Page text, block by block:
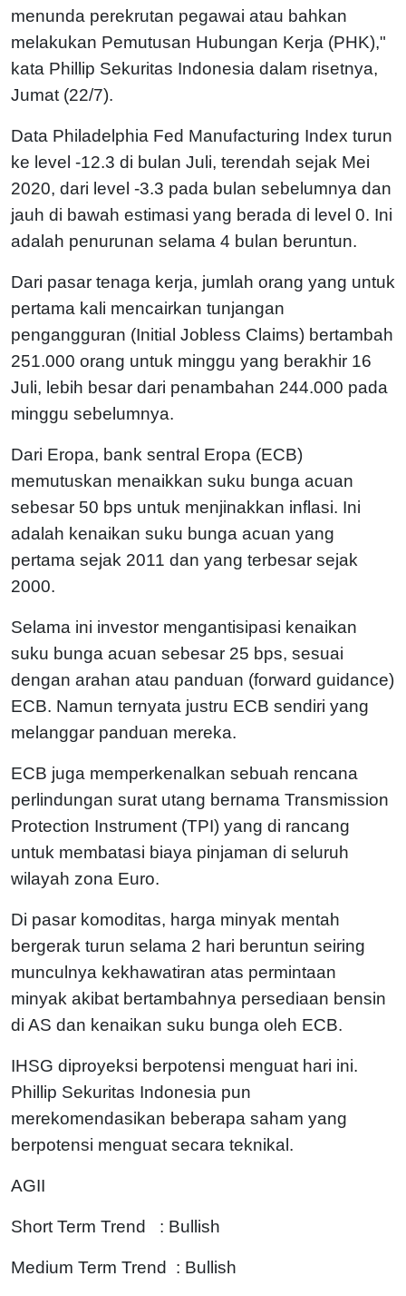
menunda perekrutan pegawai atau bahkan
melakukan Pemutusan Hubungan Kerja (PHK),"
kata Phillip Sekuritas Indonesia dalam risetnya,
Jumat (22/7).
Data Philadelphia Fed Manufacturing Index turun
ke level -12.3 di bulan Juli, terendah sejak Mei
2020, dari level -3.3 pada bulan sebelumnya dan
jauh di bawah estimasi yang berada di level 0. Ini
adalah penurunan selama 4 bulan beruntun.
Dari pasar tenaga kerja, jumlah orang yang untuk
pertama kali mencairkan tunjangan
pengangguran (Initial Jobless Claims) bertambah
251.000 orang untuk minggu yang berakhir 16
Juli, lebih besar dari penambahan 244.000 pada
minggu sebelumnya.
Dari Eropa, bank sentral Eropa (ECB)
memutuskan menaikkan suku bunga acuan
sebesar 50 bps untuk menjinakkan inflasi. Ini
adalah kenaikan suku bunga acuan yang
pertama sejak 2011 dan yang terbesar sejak
2000.
Selama ini investor mengantisipasi kenaikan
suku bunga acuan sebesar 25 bps, sesuai
dengan arahan atau panduan (forward guidance)
ECB. Namun ternyata justru ECB sendiri yang
melanggar panduan mereka.
ECB juga memperkenalkan sebuah rencana
perlindungan surat utang bernama Transmission
Protection Instrument (TPI) yang di rancang
untuk membatasi biaya pinjaman di seluruh
wilayah zona Euro.
Di pasar komoditas, harga minyak mentah
bergerak turun selama 2 hari beruntun seiring
munculnya kekhawatiran atas permintaan
minyak akibat bertambahnya persediaan bensin
di AS dan kenaikan suku bunga oleh ECB.
IHSG diproyeksi berpotensi menguat hari ini.
Phillip Sekuritas Indonesia pun
merekomendasikan beberapa saham yang
berpotensi menguat secara teknikal.
AGII
Short Term Trend : Bullish
Medium Term Trend : Bullish